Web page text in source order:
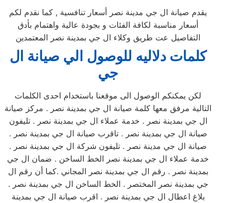
يقدم صيانة ال جي مدينة نصر أسعار تنافسية , كما نقدم لكم
أسعار مناسبة لكافة الفئات و بجودة عالية واهتمام بأدق
التفاصيل عت طريق وكلاء ال جي بمدينة نصر المعتمدين
كلمات دلاليه للوصول الي صيانة ال
جي
لكن يمكنكم الوصول الى موقعنا باستخدام احدى الكلمات
التالية مرفق معها كلمة صيانة ال جي بمدينة نصر . مركز صيانة
ال جي بمدينة نصر . خدمة عملاء ال جي بمدينة نصر . تليفون
صيانة ال جي بمدينة نصر . تاقرب صيانة ال جي بمدينة نصر .
صيانة ال جي مدينة نصر . تليفون شركة ال جي بمدينة نصر .
خدمة عملاء ال جي بمدينة نصر الخط الساخن . ضمان ال جي
بمدينة نصر . رقم ال جي بمدينة نصر المجاني .كما أن رقم ال
جي بمدينة نصر المختصر . الخط الساخن ال جي بمدينة نصر .
بلاغ اعطال ال جي بمدينة نصر . اقرب صيانة ال جي بمدينة